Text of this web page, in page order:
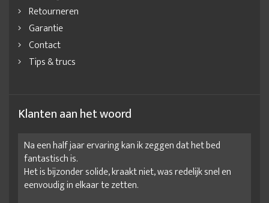
Retourneren
Garantie
Contact
Tips & trucs
Klanten aan het woord
Na een half jaar ervaring kan ik zeggen dat het bed
fantastisch is.
Het is bijzonder solide, kraakt niet, was redelijk snel en
eenvoudig in elkaar te zetten.